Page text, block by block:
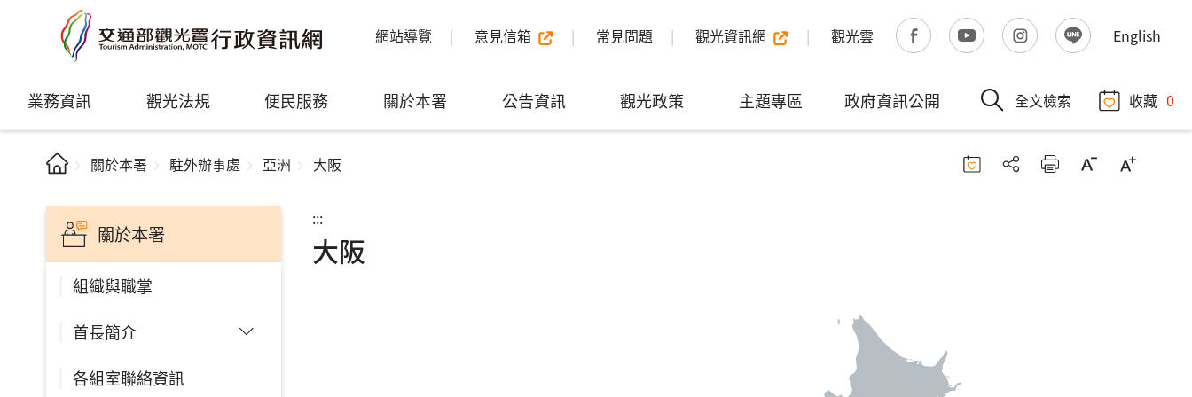
網站導覽 意見信箱 常見問題 觀光資訊網 觀光雲 English
業務資訊 觀光法規 便民服務 關於本署 公告資訊 觀光政策 主題專區 政府資訊公開 全文檢索 收藏 0
關於本署 駐外辦事處 亞洲 大阪
關於本署
組織與職掌
首長簡介
各組室聯絡資訊
:::
大阪